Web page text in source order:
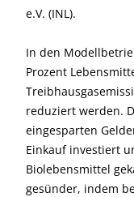
e.V. (INL).
In den
Prozent
reduziert werden.
eingesparten
Einkauf investiert
Biolebensmittel
gesünder, indem